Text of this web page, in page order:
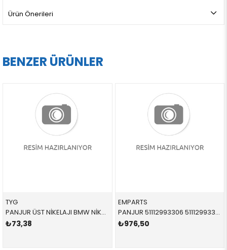
Ürün Önerileri
BENZER ÜRÜNLER
PANJUR ÜST NİKELAJI BMW NİKELAJSIZ SİLAH SAĞ E90 3 SERİSİ 2006-2008 51137117242 51137117242
EMPARTS
PANJUR 51112993306 51112993306 51112993306 E84 SAĞ 2014-
₺976,50